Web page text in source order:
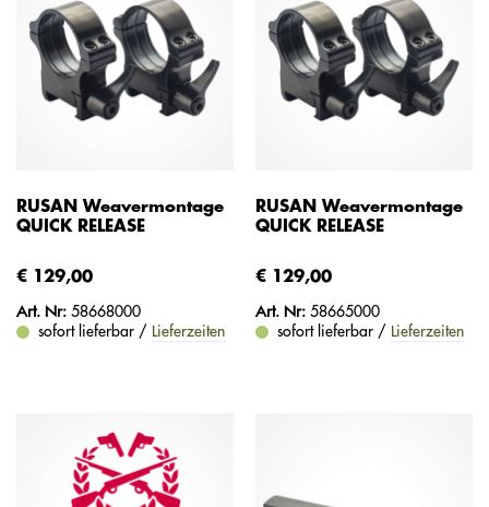
RUSAN Weavermontage
QUICK RELEASE
€ 129,00
Art. Nr: 58668000
sofort lieferbar / Lieferzeiten
RUSAN Weavermontage
QUICK RELEASE
€ 129,00
Art. Nr: 58665000
sofort lieferbar / Lieferzeiten